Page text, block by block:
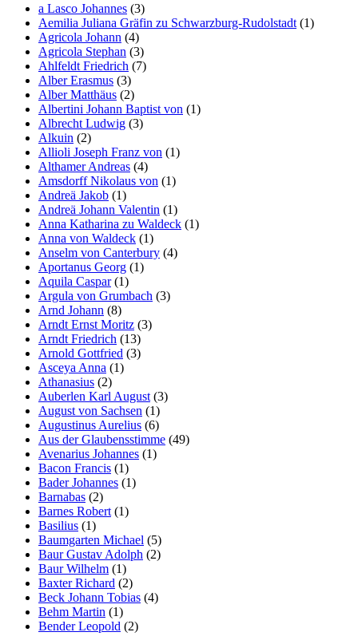
a Lasco Johannes (3)
Aemilia Juliana Gräfin zu Schwarzburg-Rudolstadt (1)
Agricola Johann (4)
Agricola Stephan (3)
Ahlfeldt Friedrich (7)
Alber Erasmus (3)
Alber Matthäus (2)
Albertini Johann Baptist von (1)
Albrecht Ludwig (3)
Alkuin (2)
Allioli Joseph Franz von (1)
Althamer Andreas (4)
Amsdorff Nikolaus von (1)
Andreä Jakob (1)
Andreä Johann Valentin (1)
Anna Katharina zu Waldeck (1)
Anna von Waldeck (1)
Anselm von Canterbury (4)
Aportanus Georg (1)
Aquila Caspar(1)
Argula von Grumbach (3)
Arnd Johann (8)
Arndt Ernst Moritz (3)
Arndt Friedrich (13)
Arnold Gottfried (3)
Asceya Anna (1)
Athanasius (2)
Auberlen Karl August (3)
August von Sachsen (1)
Augustinus Aurelius (6)
Aus der Glaubensstimme (49)
Avenarius Johannes (1)
Bacon Francis (1)
Bader Johannes (1)
Barnabas (2)
Barnes Robert (1)
Basilius (1)
Baumgarten Michael (5)
Baur Gustav Adolph (2)
Baur Wilhelm (1)
Baxter Richard (2)
Beck Johann Tobias (4)
Behm Martin (1)
Bender Leopold (2)